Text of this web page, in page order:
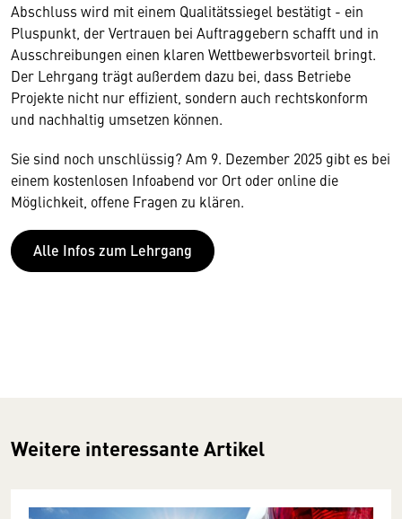
Abschluss wird mit einem Qualitätssiegel bestätigt - ein
Pluspunkt, der Vertrauen bei Auftraggebern schafft und in
Ausschreibungen einen klaren Wettbewerbsvorteil bringt.
Der Lehrgang trägt außerdem dazu bei, dass Betriebe
Projekte nicht nur effizient, sondern auch rechtskonform
und nachhaltig umsetzen können.
Sie sind noch unschlüssig? Am 9. Dezember 2025 gibt es bei
einem kostenlosen Infoabend vor Ort oder online die
Möglichkeit, offene Fragen zu klären.
Alle Infos zum Lehrgang
Weitere interessante Artikel